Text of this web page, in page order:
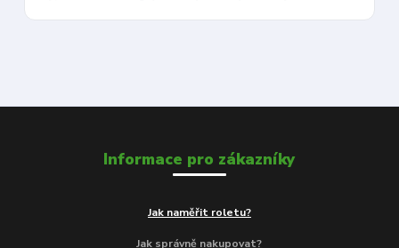
Informace pro zákazníky
Jak naměřit roletu?
Jak správně nakupovat?